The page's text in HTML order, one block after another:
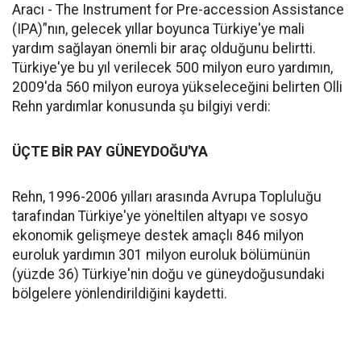
Aracı - The Instrument for Pre-accession Assistance
(IPA)”nın, gelecek yıllar boyunca Türkiye'ye mali
yardım sağlayan önemli bir araç olduğunu belirtti.
Türkiye'ye bu yıl verilecek 500 milyon euro yardımın,
2009'da 560 milyon euroya yükseleceğini belirten Olli
Rehn yardımlar konusunda şu bilgiyi verdi:
ÜÇTE BİR PAY GÜNEYDOĞU'YA
Rehn, 1996-2006 yılları arasında Avrupa Topluluğu
tarafından Türkiye'ye yöneltilen altyapı ve sosyo
ekonomik gelişmeye destek amaçlı 846 milyon
euroluk yardımın 301 milyon euroluk bölümünün
(yüzde 36) Türkiye'nin doğu ve güneydoğusundaki
bölgelere yönlendirildiğini kaydetti.